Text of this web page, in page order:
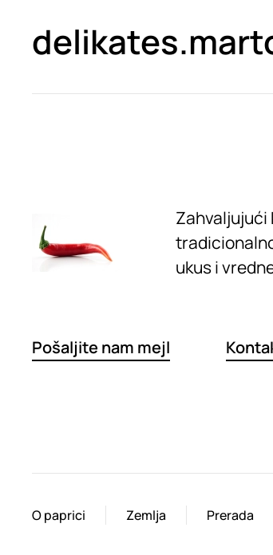
Zahvaljujući
ukus i
Pošaljite nam mejl
O paprici Zemlja Prerada